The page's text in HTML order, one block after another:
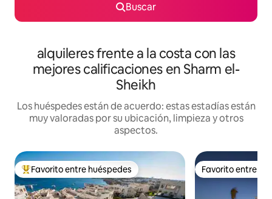
Buscar
alquileres frente a la costa con las
mejores calificaciones en Sharm el-
Sheikh
Los huéspedes están de acuerdo: estas estadías están
muy valoradas por su ubicación, limpieza y otros
aspectos.
Favorito entre huéspedes preferido
Favorito entre huéspedes Favorito entre
Favorito entre